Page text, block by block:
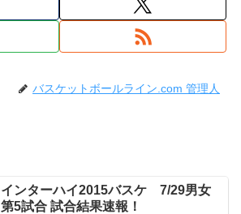
バスケットボールライン.com 管理人
インターハイ2015バスケ 7/29男女
第5試合 試合結果速報！